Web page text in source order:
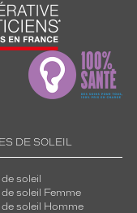
DE SOLEIL
soleil
soleil Femme
soleil Homme